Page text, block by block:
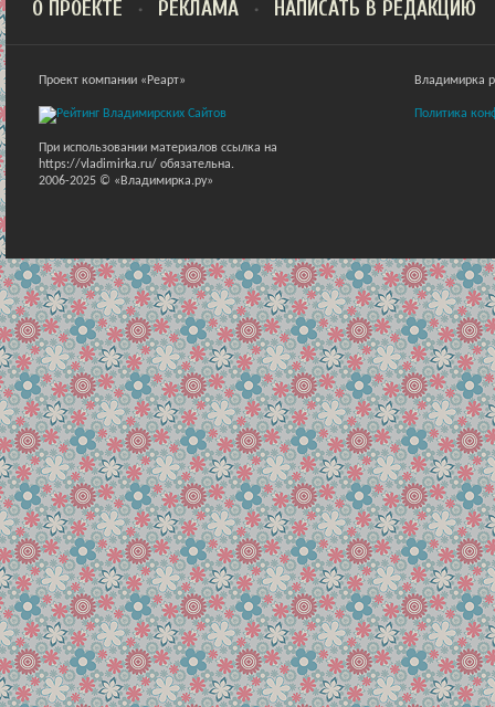
О ПРОЕКТЕ РЕКЛАМА НАПИСАТЬ В РЕДАКЦИЮ
Проект компании «Реарт»
При использовании материалов ссылка на
https://vladimirka.ru/ обязательна.
2006-2025 © «Владимирка.ру»
Владимирка
Политика